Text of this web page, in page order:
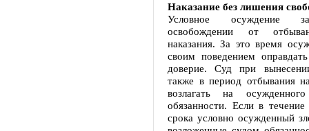
Наказание без лишения
Условное осуждение
освобождении от
наказания. За это время
своим поведением
доверие. Суд при
также в период отбывания
возлагать на
обязанности. Если в течение
срока условно осужденный